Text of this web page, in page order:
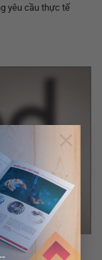
×
yêu cầu thực tế